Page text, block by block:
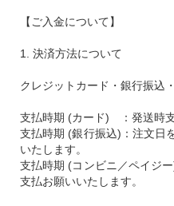
【ご入金について】
1. 決済方法について
クレジットカード・銀行振込
支払時期 (カード) ：発送時支
支払時期 (銀行振込)：注文日
いたします。
支払時期 (コンビニ／ペイジ
支払お願いいたします。